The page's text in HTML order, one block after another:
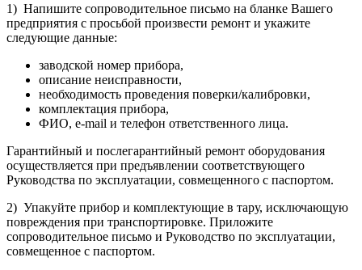
1) Напишите сопроводительное письмо на бланке Вашего
предприятия с просьбой произвести ремонт и укажите
следующие данные:
заводской номер прибора,
описание неисправности,
необходимость проведения поверки/калибровки,
комплектация прибора,
ФИО, e-mail и телефон ответственного лица.
Гарантийный и послегарантийный ремонт оборудования
осуществляется при предъявлении соответствующего
Руководства по эксплуатации, совмещенного с паспортом.
2) Упакуйте прибор и комплектующие в тару, исключающую
повреждения при транспортировке. Приложите
сопроводительное письмо и Руководство по эксплуатации,
совмещенное с паспортом.